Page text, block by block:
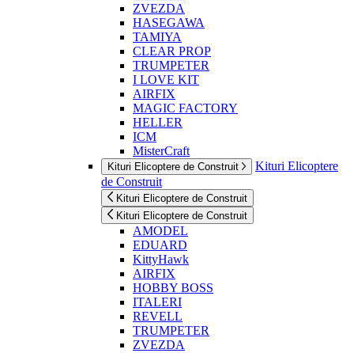
ZVEZDA
HASEGAWA
TAMIYA
CLEAR PROP
TRUMPETER
I LOVE KIT
AIRFIX
MAGIC FACTORY
HELLER
ICM
MisterCraft
Kituri Elicoptere de Construit
Kituri Elicoptere
de Construit
Kituri Elicoptere de Construit
Kituri Elicoptere de Construit
AMODEL
EDUARD
KittyHawk
AIRFIX
HOBBY BOSS
ITALERI
REVELL
TRUMPETER
ZVEZDA